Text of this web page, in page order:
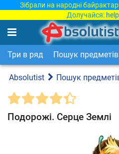
Зібрали на народні
Долучайся:
Три в ряд Пошук предметів
Absolutist Пошук
Подорожі. Серце Землі